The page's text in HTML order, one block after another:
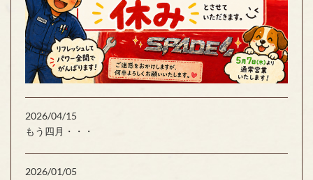
2026/04/15
もう四月・・・
2026/01/05